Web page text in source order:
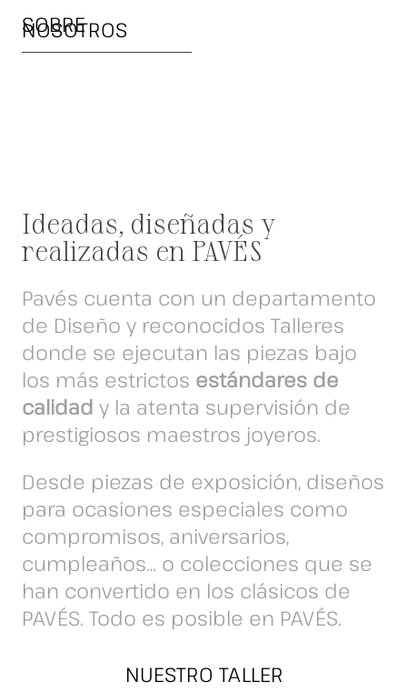
SOBRE
NOSOTROS
Ideadas, diseñadas y
realizadas en PAVÉS
Pavés cuenta con un departamento
de Diseño y reconocidos Talleres
donde se ejecutan las piezas bajo
los más estrictos estándares de
calidad y la atenta supervisión de
prestigiosos maestros joyeros.
Desde piezas de exposición, diseños
para ocasiones especiales como
compromisos, aniversarios,
cumpleaños… o colecciones que se
han convertido en los clásicos de
PAVÉS. Todo es posible en PAVÉS.
NUESTRO TALLER